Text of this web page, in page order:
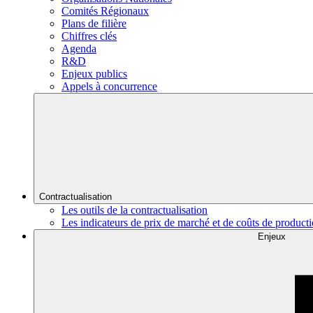
Comités Régionaux
Plans de filière
Chiffres clés
Agenda
R&D
Enjeux publics
Appels à concurrence
Contractualisation
Les outils de la contractualisation
Les indicateurs de prix de marché et de coûts de
Enjeux